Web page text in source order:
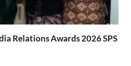
Relations Awards 2026 SPS